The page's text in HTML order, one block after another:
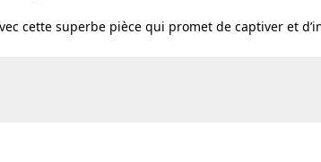
cette superbe pièce qui promet de captiver et